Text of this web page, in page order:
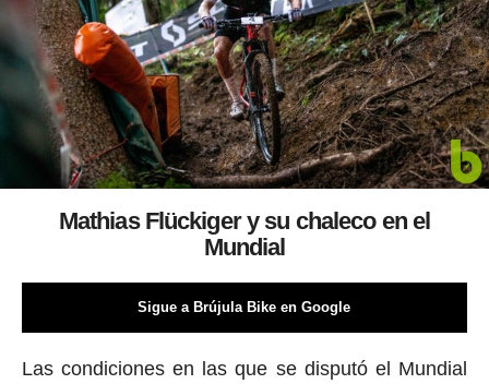
Mathias Flückiger y su chaleco en el
Mundial
Sigue a Brújula Bike en Google
Las condiciones en las que se disputó el Mundial